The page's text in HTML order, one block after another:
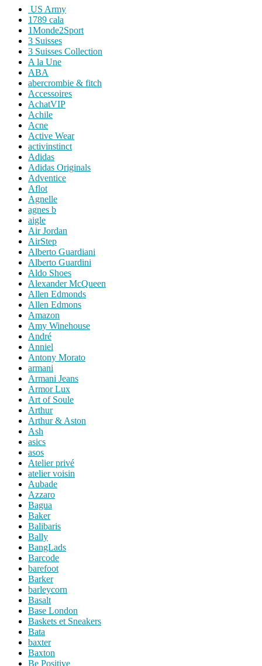
US Army
1789 cala
1Monde2Sport
3 Suisses
3 Suisses Collection
A la Une
ABA
abercrombie & fitch
Accessoires
AchatVIP
Achile
Acne
Active Wear
activinstinct
Adidas
Adidas Originals
Adventice
Aflot
Agnelle
agnes b
aigle
Air Jordan
AirStep
Alberto Guardiani
Alberto Guardini
Aldo Shoes
Alexander McQueen
Allen Edmonds
Allen Edmons
Amazon
Amy Winehouse
André
Anniel
Antony Morato
armani
Armani Jeans
Armor Lux
Art of Soule
Arthur
Arthur & Aston
Ash
asics
asos
Atelier privé
atelier voisin
Aubade
Azzaro
Bagua
Baker
Balibaris
Bally
BangLads
Barcode
barefoot
Barker
barleycorn
Basalt
Base London
Baskets et Sneakers
Bata
baxter
Baxton
Be Positive